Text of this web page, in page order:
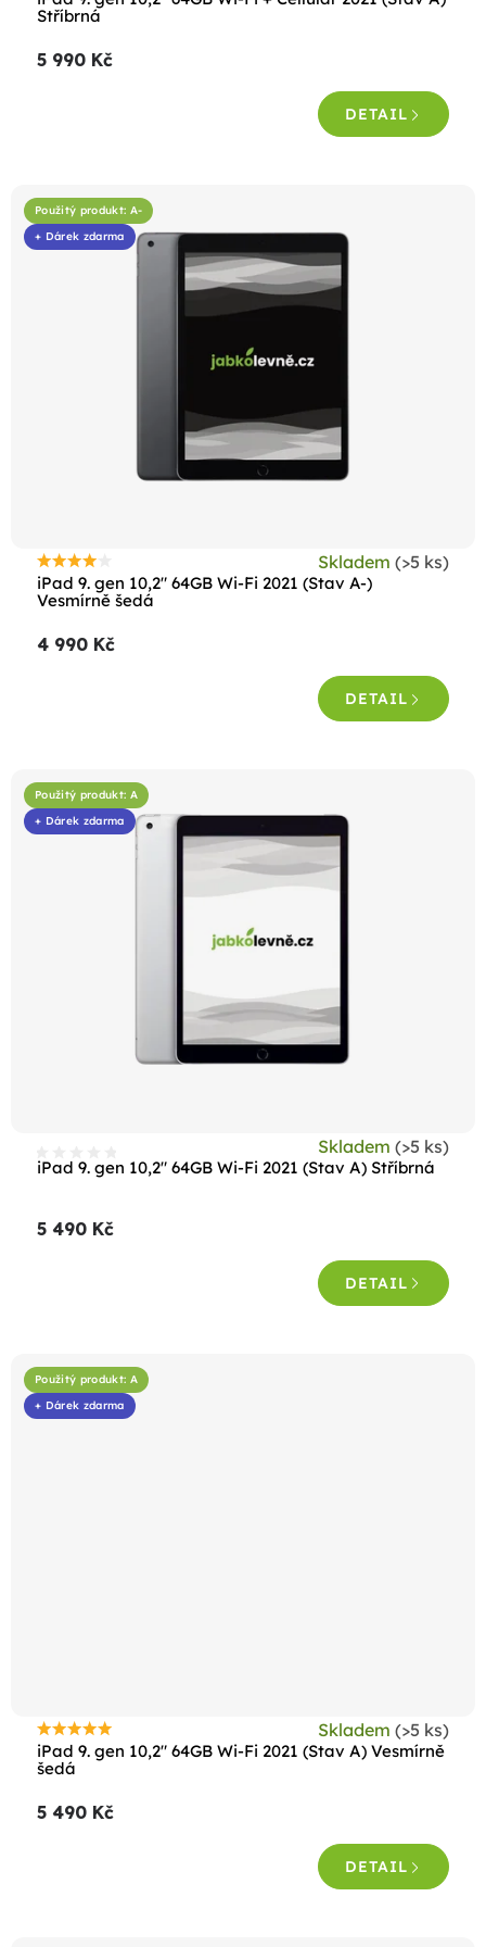
Stříbrná
5 990 Kč
DETAIL
Použitý produkt: A-
+ Dárek zdarma
iPad 9. gen 10,2" 64GB Wi-Fi 2021 (Stav A-)
Vesmírně šedá
Průměrné
hodnocení
je
Skladem (>5 ks)
4 990 Kč
DETAIL
Použitý produkt: A
+ Dárek zdarma
iPad 9. gen 10,2" 64GB Wi-Fi 2021 (Stav A) Stříbrná
Skladem (>5 ks)
5 490 Kč
DETAIL
Použitý produkt: A
+ Dárek zdarma
iPad 9. gen 10,2" 64GB Wi-Fi 2021 (Stav A) Vesmírně
šedá
Průměrné
hodnocení
je
Skladem (>5 ks)
5 490 Kč
DETAIL